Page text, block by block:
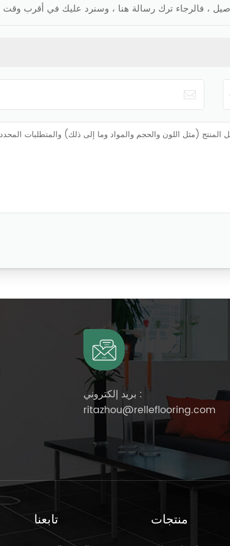
بريد إلكتروني :
ritazhou@relleflooring.com
تابعنا منتجات